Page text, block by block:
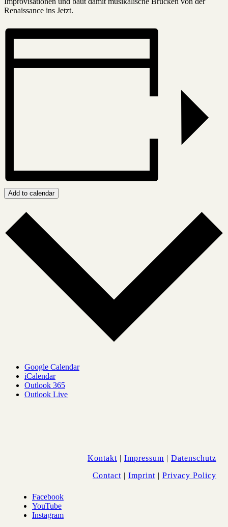
Renaissance ins Jetzt.
Add to calendar
Google Calendar
iCalendar
Outlook 365
Outlook Live
Kontakt | Impressum | Datenschutz
Contact | Imprint | Privacy Policy
Facebook
YouTube
Instagram